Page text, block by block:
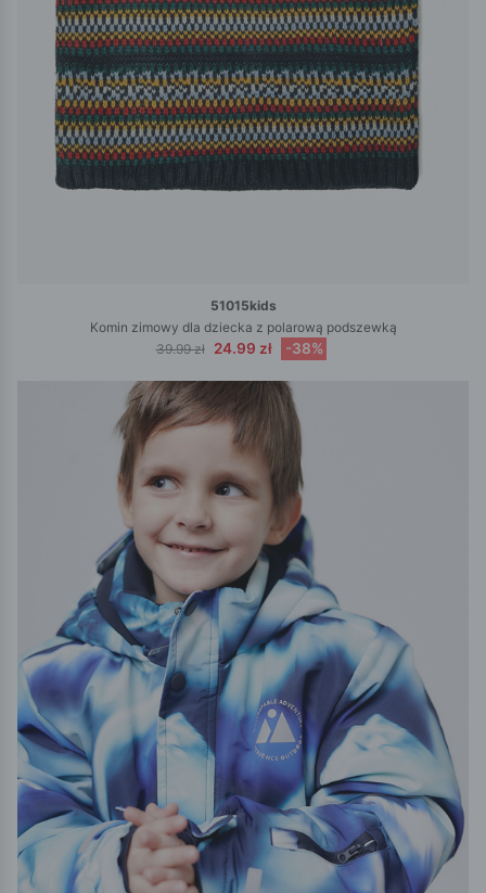
51015kids
Komin zimowy dla dziecka z polarową podszewką
39.99 zł
24.99 zł -38%